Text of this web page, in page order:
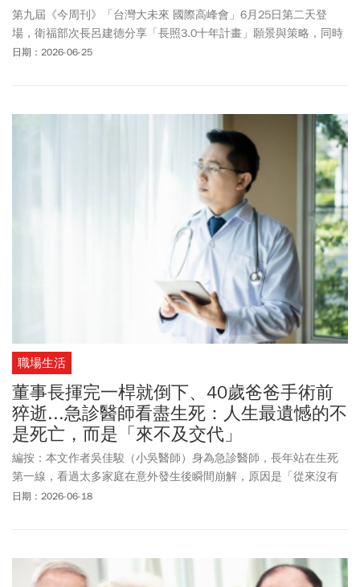
第九屆《今周刊》「台灣大未來 國際高峰會」6月25日第二天登
場，衛福部次長呂建德分享「長照3.0十年計畫」願景與策略，同時
保證未來10年長照3.0的經費絕對充足，對於《今周刊》倡議的「長
日期：2026-06-25
職場生活
董事長揮完一桿就倒下、40歲爸爸手術前
猝逝...急診醫師看盡生死：人生最遺憾的不
是死亡，而是「來不及交代」
編按：本文作者吳佳駿（小吳醫師）身為急診醫師，長年站在生死
第一線，看過太多家庭在意外發生後瞬間崩解，原因是「從來沒有
準備」，保險放在哪裡沒人知道、重大醫療決定沒談過、重要關係
變成有序的愛。
日期：2026-06-18